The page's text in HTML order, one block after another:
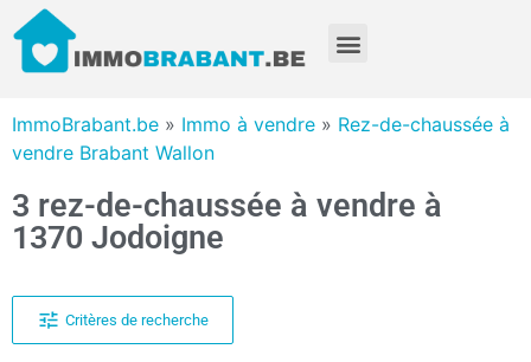
ImmoBrabant.be » Immo à vendre » Rez-de-chaussée à
vendre Brabant Wallon
3 rez-de-chaussée à vendre à
1370 Jodoigne
Critères de recherche